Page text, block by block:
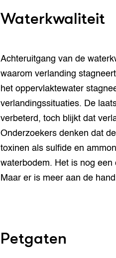
Waterkwaliteit
Achteruitgang van de
waarom verlanding
het oppervlaktewater
verlandingssituaties. De
verbeterd, toch blijkt dat
Onderzoekers denken dat
toxinen als sulfide en
waterbodem. Het is nog
Maar er is meer aan de
Petgaten